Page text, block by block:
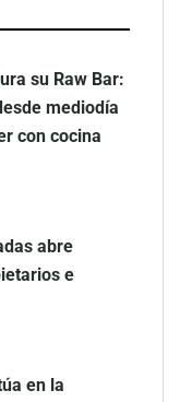
su Raw Bar:
mediodía
con cocina
abre
e
en la